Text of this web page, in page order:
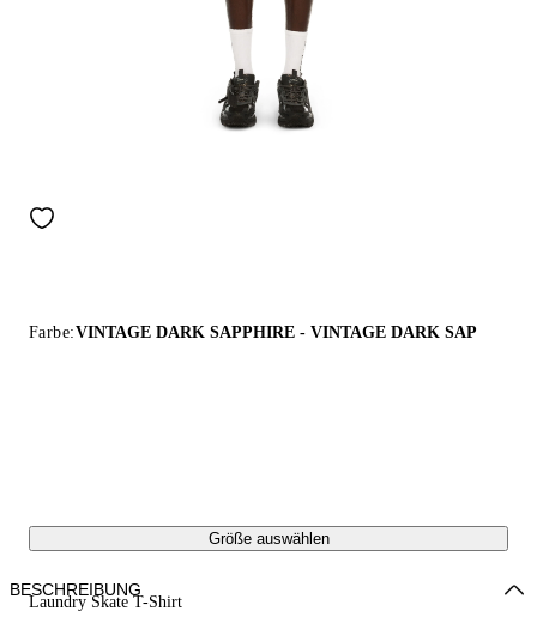
Farbe:VINTAGE DARK SAPPHIRE - VINTAGE DARK SAP
Größe auswählen
Laundry Skate T-Shirt
BESCHREIBUNG